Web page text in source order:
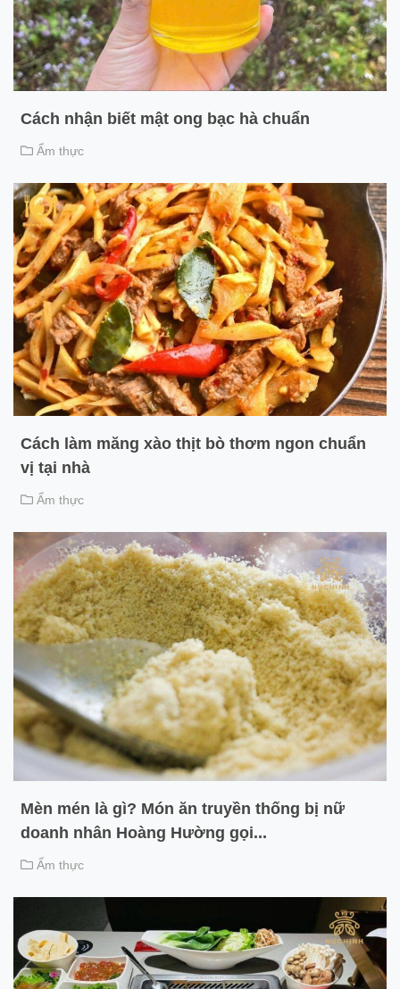
Cách nhận biết mật ong bạc hà chuẩn
Ẩm thực
Cách làm măng xào thịt bò thơm ngon chuẩn
vị tại nhà
Ẩm thực
Mèn mén là gì? Món ăn truyền thống bị nữ
doanh nhân Hoàng Hường gọi...
Ẩm thực